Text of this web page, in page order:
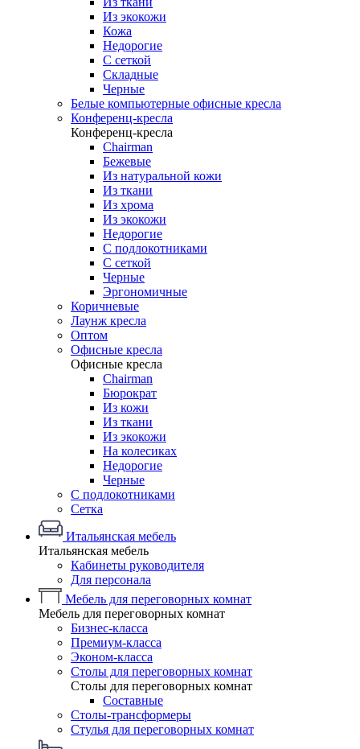
Из экокожи
Кожа
Недорогие
С сеткой
Складные
Черные
Белые компьютерные офисные кресла
Конференц-кресла
Конференц-кресла
Chairman
Бежевые
Из натуральной кожи
Из ткани
Из хрома
Из экокожи
Недорогие
С подлокотниками
С сеткой
Черные
Эргономичные
Коричневые
Лаунж кресла
Оптом
Офисные кресла
Офисные кресла
Chairman
Бюрократ
Из кожи
Из ткани
Из экокожи
На колесиках
Недорогие
Черные
С подлокотниками
Сетка
Итальянская мебель
Итальянская мебель
Кабинеты руководителя
Для персонала
Мебель для переговорных комнат
Мебель для переговорных комнат
Бизнес-класса
Премиум-класса
Эконом-класса
Столы для переговорных комнат
Столы для переговорных комнат
Составные
Столы-трансформеры
Стулья для переговорных комнат